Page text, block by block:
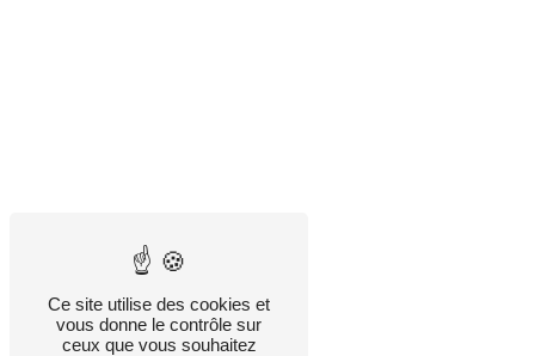
Ce site utilise des cookies et
vous donne le contrôle sur
ceux que vous souhaitez